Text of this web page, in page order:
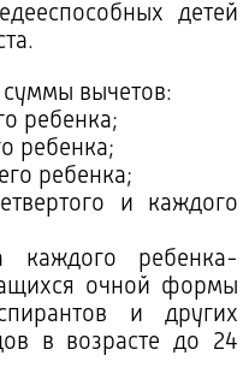
детей
вычетов:
ребенка;
ребенка;
ребенка;
и каждого
ребенка-
очной формы
и других
в возрасте до 24